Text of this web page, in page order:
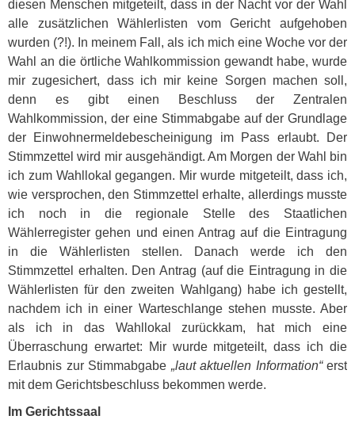
diesen Menschen mitgeteilt, dass in der Nacht vor der Wahl
alle zusätzlichen Wählerlisten vom Gericht aufgehoben
wurden (?!). In meinem Fall, als ich mich eine Woche vor der
Wahl an die örtliche Wahlkommission gewandt habe, wurde
mir zugesichert, dass ich mir keine Sorgen machen soll,
denn es gibt einen Beschluss der Zentralen
Wahlkommission, der eine Stimmabgabe auf der Grundlage
der Einwohnermeldebescheinigung im Pass erlaubt. Der
Stimmzettel wird mir ausgehändigt. Am Morgen der Wahl bin
ich zum Wahllokal gegangen. Mir wurde mitgeteilt, dass ich,
wie versprochen, den Stimmzettel erhalte, allerdings musste
ich noch in die regionale Stelle des Staatlichen
Wählerregister gehen und einen Antrag auf die Eintragung
in die Wählerlisten stellen. Danach werde ich den
Stimmzettel erhalten. Den Antrag (auf die Eintragung in die
Wählerlisten für den zweiten Wahlgang) habe ich gestellt,
nachdem ich in einer Warteschlange stehen musste. Aber
als ich in das Wahllokal zurückkam, hat mich eine
Überraschung erwartet: Mir wurde mitgeteilt, dass ich die
Erlaubnis zur Stimmabgabe „laut aktuellen Information“erst
mit dem Gerichtsbeschluss bekommen werde.
Im Gerichtssaal